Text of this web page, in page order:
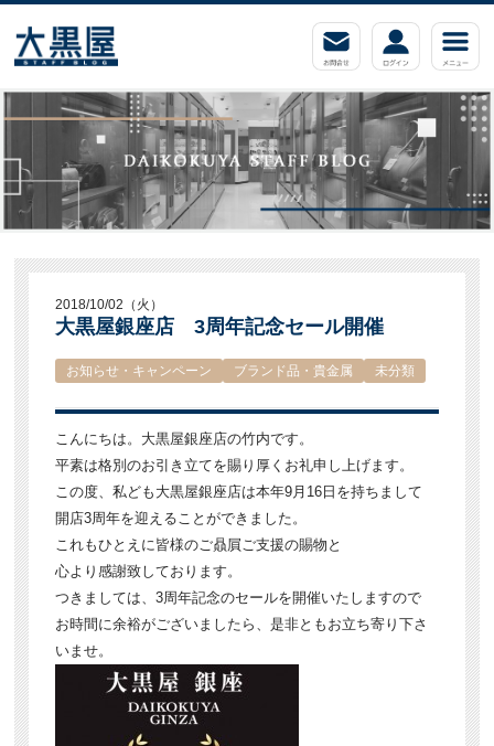
2018/10/02（火）
大黒屋銀座店 3周年記念セール開催
お知らせ・キャンペーン ブランド品・貴金属 未分類
こんにちは。大黒屋銀座店の竹内です。
平素は格別のお引き立てを賜り厚くお礼申し上げます。
この度、私ども大黒屋銀座店は本年9月16日を持ちまして
開店3周年を迎えることができました。
これもひとえに皆様のご贔屓ご支援の賜物と
心より感謝致しております。
つきましては、3周年記念のセールを開催いたしますので
お時間に余裕がございましたら、是非ともお立ち寄り下さ
いませ。